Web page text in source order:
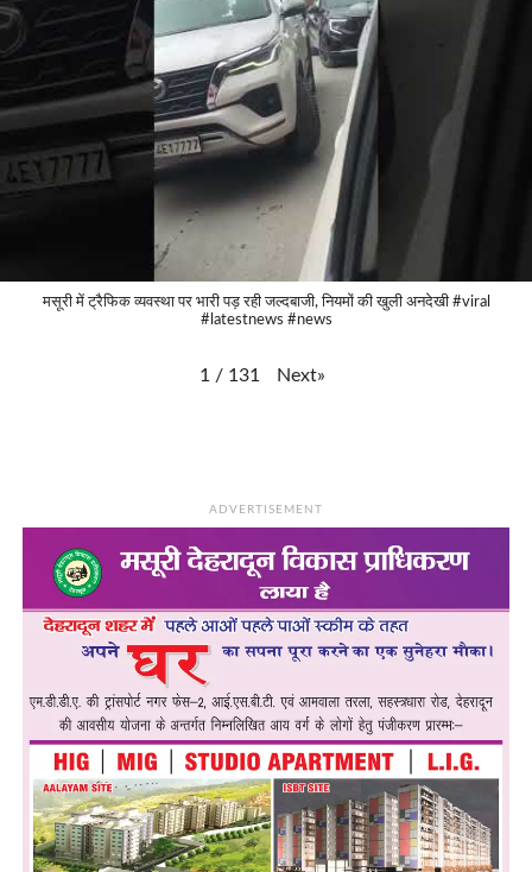
मसूरी में ट्रैफिक व्यवस्था पर भारी पड़ रही जल्दबाजी, नियमों की खुली अनदेखी #viral
#latestnews #news
1 / 131 Next»
ADVERTISEMENT